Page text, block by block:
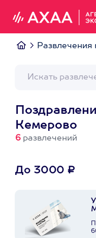
Развлечения
Кемерово
6 развлечений
До 3000 ₽